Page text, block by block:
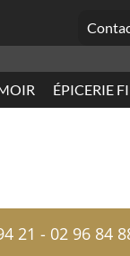
ÉPICERIE
21 - 02 96 84